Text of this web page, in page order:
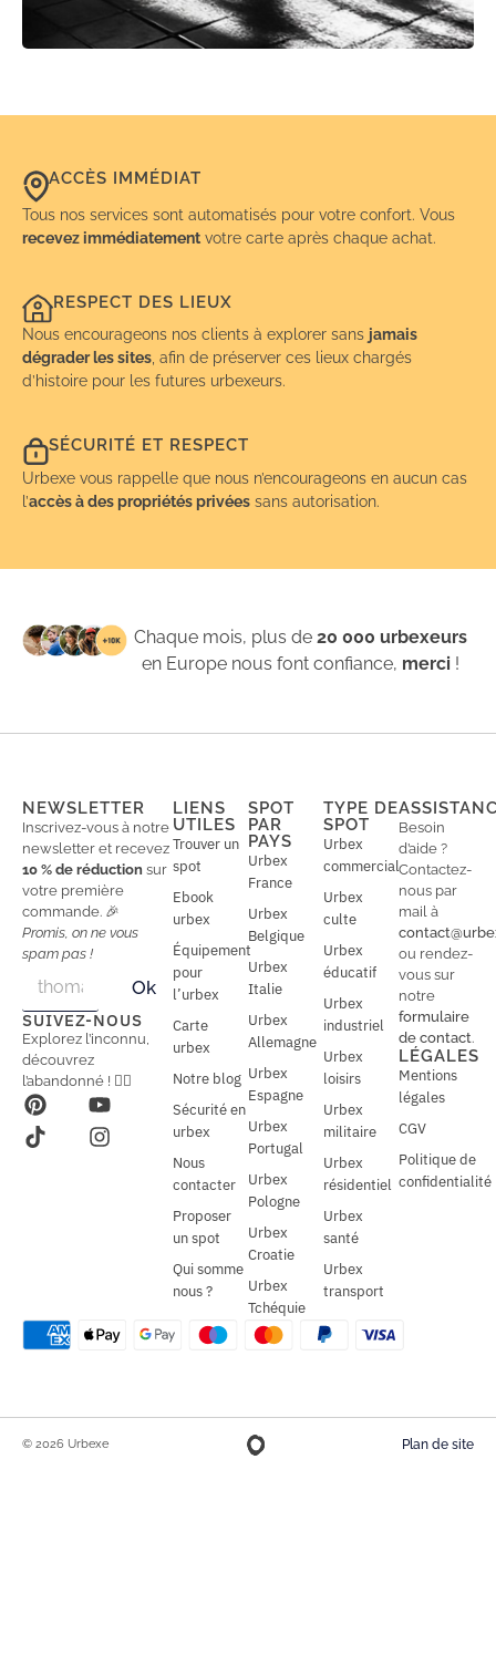
ACCÈS IMMÉDIAT
Tous nos services sont automatisés pour votre confort. Vous
recevez immédiatement votre carte après chaque achat.
RESPECT DES LIEUX
Nous encourageons nos clients à explorer sans jamais
dégrader les sites , afin de préserver ces lieux chargés
d’histoire pour les futures urbexeurs.
SÉCURITÉ ET RESPECT
Urbexe vous rappelle que nous n’encourageons en aucun cas
l’accès à des propriétés privées sans autorisation.
Chaque mois, plus de20 000 urbexeurs
en Europe nous font confiance, merci !
NEWSLETTER
Inscrivez-vous à notre
newsletter et recevez
10 % de réduction sur
votre première
commande. 🎉
Promis, on ne vous
spam pas !
a
i
l
a
i
l
*
Ok
SUIVEZ-NOUS
Explorez l’inconnu,
découvrez
l’abandonné ! 🕵️‍♂️
LIENS
UTILES
Trouver un
spot
Ebook
urbex
Équipement
pour
l’urbex
Carte
urbex
Notre blog
Sécurité en
urbex
Nous
contacter
Proposer
un spot
Qui somme
nous ?
SPOT
PAR
PAYS
Urbex
France
Urbex
Belgique
Urbex
Italie
Urbex
Allemagne
Urbex
Espagne
Urbex
Portugal
Urbex
Pologne
Urbex
Croatie
Urbex
Tchéquie
TYPE DE
SPOT
Urbex
commercial
Urbex
culte
Urbex
éducatif
Urbex
industriel
Urbex
loisirs
Urbex
militaire
Urbex
résidentiel
Urbex
santé
Urbex
transport
Besoin
d’aide ?
Contactez-
nous par
mail à
ou rendez-
vous sur
notre
formulaire
de contact.
LÉGALES
Mentions
légales
CGV
Politique de
confidentialité
© 2026 Urbexe Plan de site